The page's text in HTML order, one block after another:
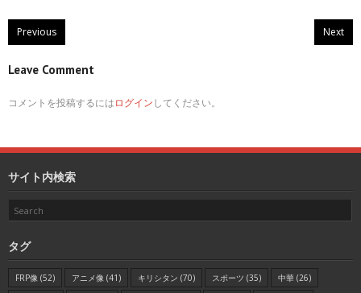
Previous Next
Leave Comment
コメントを投稿するにはログインしてください。
サイト内検索
タグ
FRP像 (52) アニメ像 (41) キリシタン (70) スポーツ (35) 中華 (26)